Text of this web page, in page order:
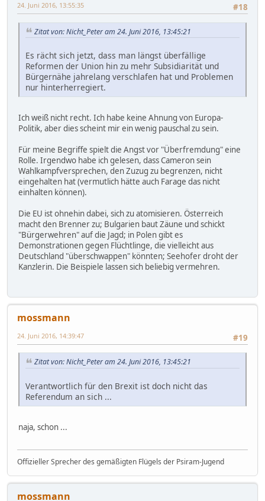
#18
24. Juni 2016, 13:55:35
Zitat von: Nicht_Peter am 24. Juni 2016, 13:45:21
Es rächt sich jetzt, dass man längst überfällige
Reformen der Union hin zu mehr Subsidiarität und
Bürgernähe jahrelang verschlafen hat und Problemen
nur hinterherregiert.
Ich weiß nicht recht. Ich habe keine Ahnung von Europa-
Politik, aber dies scheint mir ein wenig pauschal zu sein.
Für meine Begriffe spielt die Angst vor "Überfremdung" eine
Rolle. Irgendwo habe ich gelesen, dass Cameron sein
Wahlkampfversprechen, den Zuzug zu begrenzen, nicht
eingehalten hat (vermutlich hätte auch Farage das nicht
einhalten können).
Die EU ist ohnehin dabei, sich zu atomisieren. Österreich
macht den Brenner zu; Bulgarien baut Zäune und schickt
"Bürgerwehren" auf die Jagd; in Polen gibt es
Demonstrationen gegen Flüchtlinge, die vielleicht aus
Deutschland "überschwappen" könnten; Seehofer droht der
Kanzlerin. Die Beispiele lassen sich beliebig vermehren.
mossmann
#19
24. Juni 2016, 14:39:47
Zitat von: Nicht_Peter am 24. Juni 2016, 13:45:21
Verantwortlich für den Brexit ist doch nicht das
Referendum an sich ...
naja, schon ...
Offizieller Sprecher des gemäßigten Flügels der Psiram-Jugend
mossmann